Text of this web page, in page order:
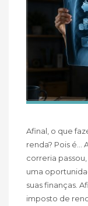
Afinal, o que
renda? Pois é…
correria
uma
suas finanças.
imposto de